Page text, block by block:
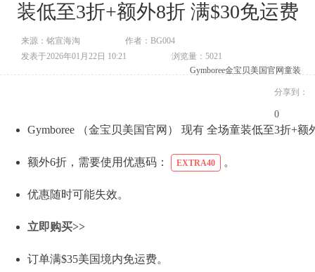
装低至3折+额外8折 满$30免运费
来源：铭宣海淘
作者：BG004
发表于2026年01月22日 10:21
浏览量：5021
Gymboree金宝贝美国官网童装
分享到：
0
Gymboree （金宝贝美国官网） 现有 全场童装低至3折+额
额外6折，需要使用优惠码： EXTRA40 。
优惠随时可能失效。
立即购买>>
订单满$35美国境内免运费。